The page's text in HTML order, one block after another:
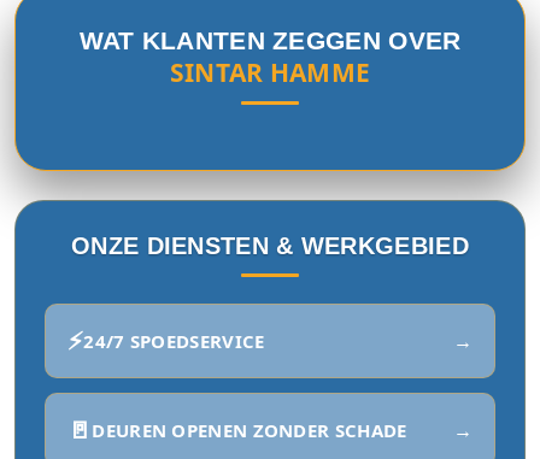
WAT KLANTEN ZEGGEN OVER
SINTAR HAMME
ONZE DIENSTEN & WERKGEBIED
⚡24/7 SPOEDSERVICE →
🚪 DEUREN OPENEN ZONDER SCHADE →